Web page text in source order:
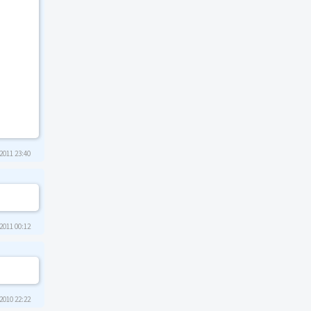
23:40
00:12
22:22